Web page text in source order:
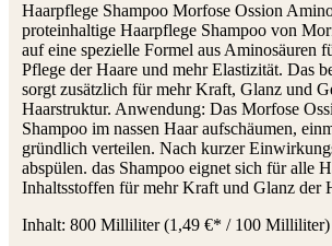
Haarpflege Shampoo Morfose Ossion
proteinhaltige Haarpflege Shampoo von
auf eine spezielle Formel aus Aminosäuren
Pflege der Haare und mehr Elastizität. Das
sorgt zusätzlich für mehr Kraft, Glanz und
Haarstruktur. Anwendung: Das Morfose
Shampoo im nassen Haar aufschäumen,
gründlich verteilen. Nach kurzer
abspülen. das Shampoo eignet sich für alle
Inhaltsstoffen für mehr Kraft und Glanz der
Inhalt: 800 Milliliter(1,49 €* / 100 Milliliter)